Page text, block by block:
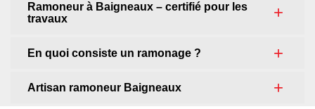
Ramoneur à Baigneaux – certifié pour les
travaux
En quoi consiste un ramonage ?
Artisan ramoneur Baigneaux